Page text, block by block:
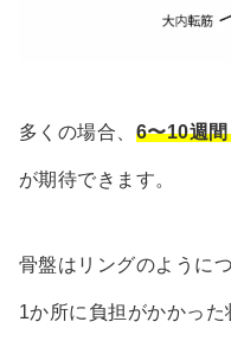
多くの場合、 6〜10週
が期待できます。
骨盤はリングのように
1か所に負担がかかっ